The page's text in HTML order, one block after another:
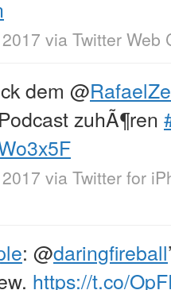
via Twitter Web
dem @
Podcast zuhÃ¶ren
via Twitter for
: @daringfireball
https://t.co/